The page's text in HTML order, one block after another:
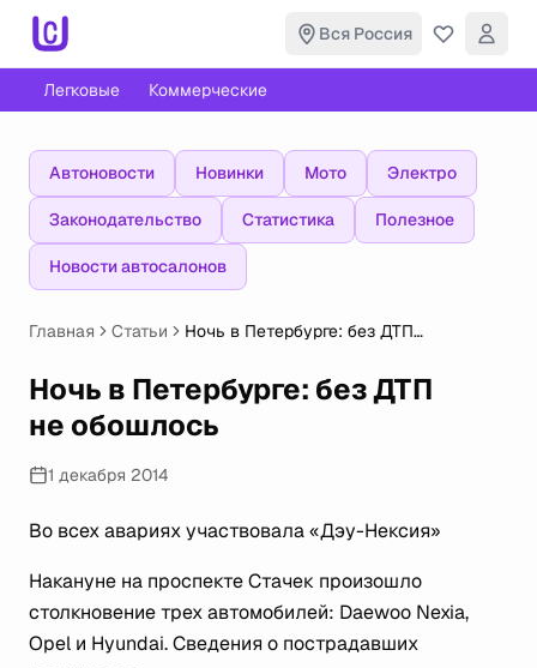
Вся Россия
Легковые Коммерческие
Автоновости Новинки Мото Электро
Законодательство Статистика Полезное
Новости автосалонов
Главная Статьи
Ночь в Петербурге: без ДТП
Ночь в Петербурге: без ДТП
не обошлось
1 декабря 2014
Во всех авариях участвовала «Дэу-Нексия»
Накануне на проспекте Стачек произошло
столкновение трех автомобилей: Daewoo Nexia,
Opel и Hyundai. Сведения о пострадавших